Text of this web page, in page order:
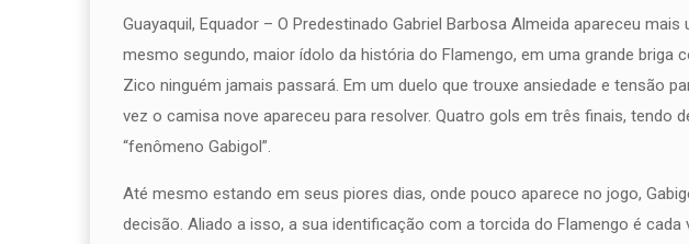
Guayaquil, Equador – O Predestinado Gabriel Barbosa Almeida apareceu
mesmo segundo, maior ídolo da história do Flamengo, em uma grande briga
Zico ninguém jamais passará. Em um duelo que trouxe ansiedade e tensão
vez o camisa nove apareceu para resolver. Quatro gols em três finais, tendo
“fenômeno Gabigol”.
Até mesmo estando em seus piores dias, onde pouco aparece no jogo,
decisão. Aliado a isso, a sua identificação com a torcida do Flamengo é